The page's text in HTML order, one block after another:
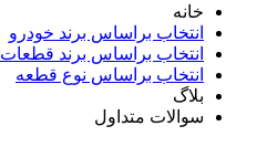
خانه
انتخاب براساس برند خودرو
انتخاب براساس برند قطعات
انتخاب براساس نوع قطعه
بلاگ
سوالات متداول